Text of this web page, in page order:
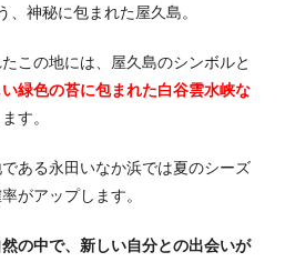
神秘に包まれた屋久島。
この地には、屋久島のシンボルと
緑色の苔に包まれた白谷雲水峡な
す。
ある永田いなか浜では夏のシーズ
がアップします。
の中で、新しい自分との出会いが